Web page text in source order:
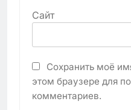
Сайт
Сохранить моё
этом браузере для
комментариев.